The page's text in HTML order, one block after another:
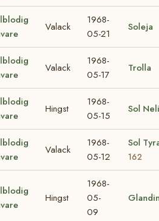
Valack
1968-
05-21
Soleja
Valack
1968-
05-17
Trolla
Hingst
1968-
05-15
Sol Neli
Valack
1968-
05-12
Sol
162
Hingst
1968-
05-
09